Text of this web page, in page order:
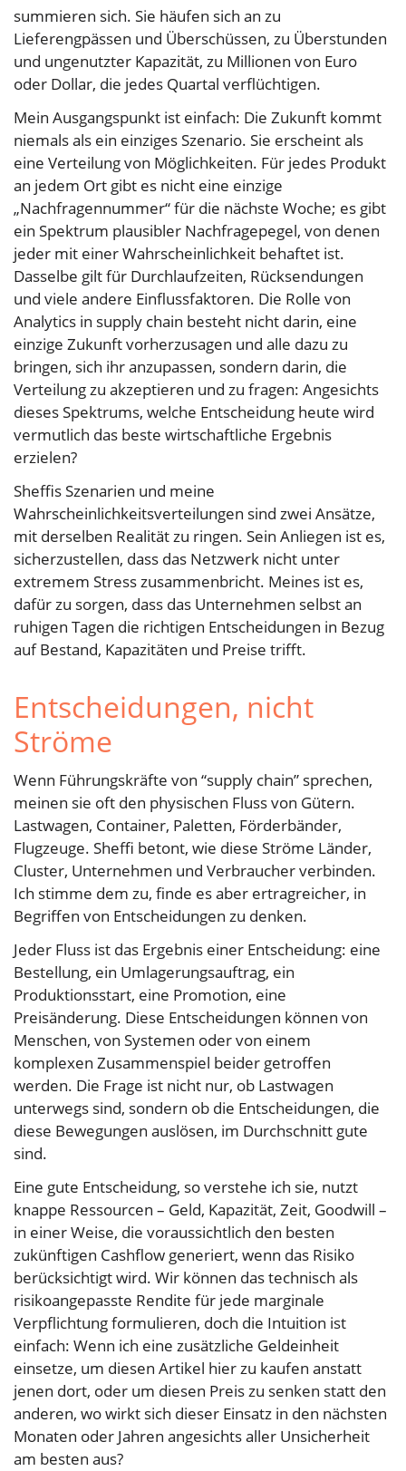
summieren sich. Sie häufen sich an zu
Lieferengpässen und Überschüssen, zu Überstunden
und ungenutzter Kapazität, zu Millionen von Euro
oder Dollar, die jedes Quartal verflüchtigen.
Mein Ausgangspunkt ist einfach: Die Zukunft kommt
niemals als ein einziges Szenario. Sie erscheint als
eine Verteilung von Möglichkeiten. Für jedes Produkt
an jedem Ort gibt es nicht eine einzige
„Nachfragennummer“ für die nächste Woche; es gibt
ein Spektrum plausibler Nachfragepegel, von denen
jeder mit einer Wahrscheinlichkeit behaftet ist.
Dasselbe gilt für Durchlaufzeiten, Rücksendungen
und viele andere Einflussfaktoren. Die Rolle von
Analytics in supply chain besteht nicht darin, eine
einzige Zukunft vorherzusagen und alle dazu zu
bringen, sich ihr anzupassen, sondern darin, die
Verteilung zu akzeptieren und zu fragen: Angesichts
dieses Spektrums, welche Entscheidung heute wird
vermutlich das beste wirtschaftliche Ergebnis
erzielen?
Sheffis Szenarien und meine
Wahrscheinlichkeitsverteilungen sind zwei Ansätze,
mit derselben Realität zu ringen. Sein Anliegen ist es,
sicherzustellen, dass das Netzwerk nicht unter
extremem Stress zusammenbricht. Meines ist es,
dafür zu sorgen, dass das Unternehmen selbst an
ruhigen Tagen die richtigen Entscheidungen in Bezug
auf Bestand, Kapazitäten und Preise trifft.
Entscheidungen, nicht
Ströme
Wenn Führungskräfte von “supply chain” sprechen,
meinen sie oft den physischen Fluss von Gütern.
Lastwagen, Container, Paletten, Förderbänder,
Flugzeuge. Sheffi betont, wie diese Ströme Länder,
Cluster, Unternehmen und Verbraucher verbinden.
Ich stimme dem zu, finde es aber ertragreicher, in
Begriffen von Entscheidungen zu denken.
Jeder Fluss ist das Ergebnis einer Entscheidung: eine
Bestellung, ein Umlagerungsauftrag, ein
Produktionsstart, eine Promotion, eine
Preisänderung. Diese Entscheidungen können von
Menschen, von Systemen oder von einem
komplexen Zusammenspiel beider getroffen
werden. Die Frage ist nicht nur, ob Lastwagen
unterwegs sind, sondern ob die Entscheidungen, die
diese Bewegungen auslösen, im Durchschnitt gute
sind.
Eine gute Entscheidung, so verstehe ich sie, nutzt
knappe Ressourcen – Geld, Kapazität, Zeit, Goodwill –
in einer Weise, die voraussichtlich den besten
zukünftigen Cashflow generiert, wenn das Risiko
berücksichtigt wird. Wir können das technisch als
risikoangepasste Rendite für jede marginale
Verpflichtung formulieren, doch die Intuition ist
einfach: Wenn ich eine zusätzliche Geldeinheit
einsetze, um diesen Artikel hier zu kaufen anstatt
jenen dort, oder um diesen Preis zu senken statt den
anderen, wo wirkt sich dieser Einsatz in den nächsten
Monaten oder Jahren angesichts aller Unsicherheit
am besten aus?